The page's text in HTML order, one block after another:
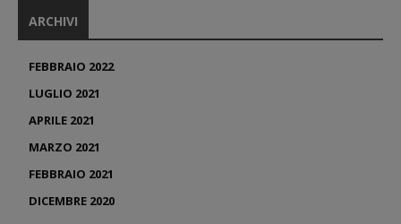
ARCHIVI
FEBBRAIO 2022
LUGLIO 2021
APRILE 2021
MARZO 2021
FEBBRAIO 2021
DICEMBRE 2020